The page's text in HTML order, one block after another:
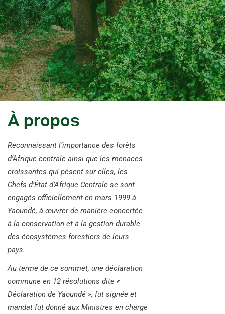
À propos
Reconnaissant l’importance des forêts
d’Afrique centrale ainsi que les menaces
croissantes qui pèsent sur elles, les
Chefs d’État d’Afrique Centrale se sont
engagés officiellement en mars 1999 à
Yaoundé, à œuvrer de manière concertée
à la conservation et à la gestion durable
des écosystèmes forestiers de leurs
pays.
Au terme de ce sommet, une déclaration
commune en 12 résolutions dite «
Déclaration de Yaoundé », fut signée et
mandat fut donné aux Ministres en charge